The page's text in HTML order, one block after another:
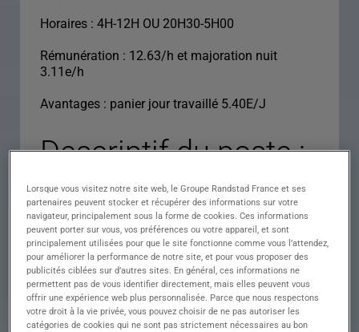
Horaires : 4H-12H OU 20H30-5H00
Rémunération : 12.63/h et majoration nuit
3.11e/h
Avantages : panier jour travaillé 5.40E/J
Descriptif du poste :
CARISTE
MANUTENTIONNAI
RE CACES 1 3
MATIN FIXE OU
NUIT FIXE H/F
Lorsque vous visitez notre site web, le Groupe Randstad France et ses
partenaires peuvent stocker et récupérer des informations sur votre
navigateur, principalement sous la forme de cookies. Ces informations
peuvent porter sur vous, vos préférences ou votre appareil, et sont
principalement utilisées pour que le site fonctionne comme vous l’attendez,
pour améliorer la performance de notre site, et pour vous proposer des
publicités ciblées sur d’autres sites. En général, ces informations ne
permettent pas de vous identifier directement, mais elles peuvent vous
offrir une expérience web plus personnalisée. Parce que nous respectons
votre droit à la vie privée, vous pouvez choisir de ne pas autoriser les
catégories de cookies qui ne sont pas strictement nécessaires au bon